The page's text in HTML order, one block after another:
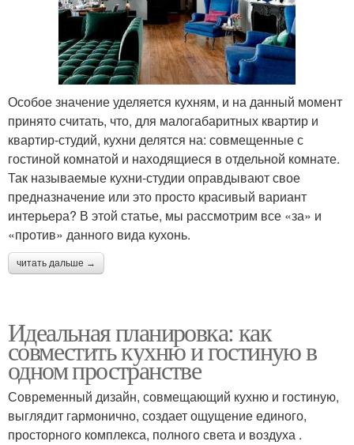
Особое значение уделяется кухням, и на данный момент
принято считать, что, для малогабаритных квартир и
квартир-студий, кухни делятся на: совмещенные с
гостиной комнатой и находящиеся в отдельной комнате.
Так называемые кухни-студии оправдывают свое
предназначение или это просто красивый вариант
интерьера? В этой статье, мы рассмотрим все «за» и
«против» данного вида кухонь.
читать дальше →
Идеальная планировка: как
совместить кухню и гостиную в
одном пространстве
Современный дизайн, совмещающий кухню и гостиную,
выглядит гармонично, создает ощущение единого,
просторного комплекса, полного света и воздуха .